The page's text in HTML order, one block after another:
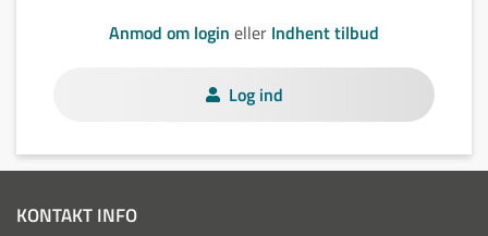
Anmod om login eller Indhent tilbud
Log ind
KONTAKT INFO